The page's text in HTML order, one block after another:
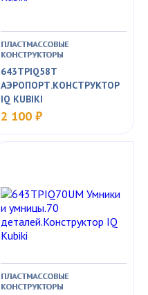
ПЛАСТМАССОВЫЕ
КОНСТРУКТОРЫ
643TPIQ58T
АЭРОПОРТ.КОНСТРУКТОР
IQ KUBIKI
2 100 ₽
ПЛАСТМАССОВЫЕ
КОНСТРУКТОРЫ